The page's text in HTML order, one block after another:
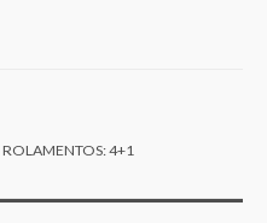
ROLAMENTOS: 4+1